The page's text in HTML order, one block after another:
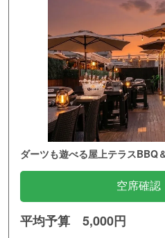
ダーツも遊べる屋上テラスBBQ
空席確認
平均予算 5,000円